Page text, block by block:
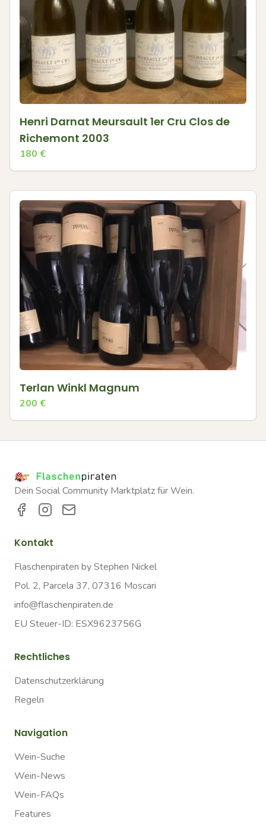
Henri Darnat Meursault 1er Cru Clos de
Richemont 2003
180 €
Terlan Winkl Magnum
200 €
Dein Social Community Marktplatz für Wein.
Kontakt
Flaschenpiraten by Stephen Nickel
Pol. 2, Parcela 37, 07316 Moscari
info@flaschenpiraten.de
EU Steuer-ID: ESX9623756G
Rechtliches
Datenschutzerklärung
Regeln
Navigation
Wein-Suche
Wein-News
Wein-FAQs
Features